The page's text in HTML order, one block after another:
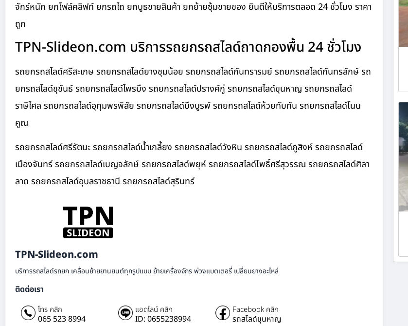
จักร์หนัก ยกโฟล์คลิฟท์ ยกรถไถ ยกบูธขายสินค้า ยกย้ายซุ้มขายของ ยินดีให้บริการตลอด 24 ชั่วโมง ราคา
ถูก
TPN-Slideon.com บริการรถยกรถสไลด์ถาดกองพื้น 24 ชั่วโมง
รถยกรถสไลด์ศรีสะเกษ รถยกรถสไลด์ยางชุมน้อย รถยกรถสไลด์กันทรารมย์ รถยกรถสไลด์กันทรลักษ์ รถ
ยกรถสไลด์ขุขันธ์ รถยกรถสไลด์ไพรบึง รถยกรถสไลด์ปรางค์กู่ รถยกรถสไลด์ขุนหาญ รถยกรถสไลด์
ราษีไศล รถยกรถสไลด์อุทุมพรพิสัย รถยกรถสไลด์บึงบูรพ์ รถยกรถสไลด์ห้วยทับทัน รถยกรถสไลด์โนน
คูณ
รถยกรถสไลด์ศรีรัตนะ รถยกรถสไลด์น้ำเกลี้ยง รถยกรถสไลด์วังหิน รถยกรถสไลด์ภูสิงห์ รถยกรถสไลด์
เมืองจันทร์ รถยกรถสไลด์เบญจลักษ์ รถยกรถสไลด์พยุห์ รถยกรถสไลด์โพธิ์ศรีสุวรรณ รถยกรถสไลด์ศิลา
ลาด รถยกรถสไลด์อุบลราชธานี รถยกรถสไลด์สุรินทร์
TPN-Slideon.com
บริการรถสไลด์รถยก เคลื่อนย้ายยานยนต์ทุกรูปแบบ ย้ายเครื่องจักร พ่วงแบตเตอรี่ เปลี่ยนยางอะไหล่
ติดต่อเรา
โทร คลิก
065 523 8994
แอดไลน์ คลิก
ID: 0655238994
Facebook คลิก
รถสไลด์ขุนหาญ